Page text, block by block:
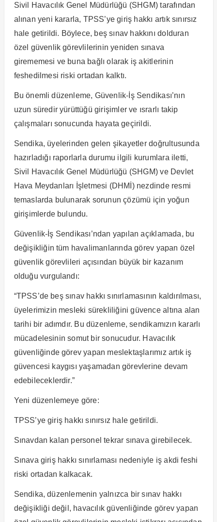
Sivil Havacılık Genel Müdürlüğü (SHGM) tarafından
alınan yeni kararla, TPSS’ye giriş hakkı artık sınırsız
hale getirildi. Böylece, beş sınav hakkını dolduran
özel güvenlik görevlilerinin yeniden sınava
girememesi ve buna bağlı olarak iş akitlerinin
feshedilmesi riski ortadan kalktı.
Bu önemli düzenleme, Güvenlik-İş Sendikası’nın
uzun süredir yürüttüğü girişimler ve ısrarlı takip
çalışmaları sonucunda hayata geçirildi.
Sendika, üyelerinden gelen şikayetler doğrultusunda
hazırladığı raporlarla durumu ilgili kurumlara iletti,
Sivil Havacılık Genel Müdürlüğü (SHGM) ve Devlet
Hava Meydanları İşletmesi (DHMİ) nezdinde resmi
temaslarda bulunarak sorunun çözümü için yoğun
girişimlerde bulundu.
Güvenlik-İş Sendikası’ndan yapılan açıklamada, bu
değişikliğin tüm havalimanlarında görev yapan özel
güvenlik görevlileri açısından büyük bir kazanım
olduğu vurgulandı:
“TPSS’de beş sınav hakkı sınırlamasının kaldırılması,
üyelerimizin mesleki sürekliliğini güvence altına alan
tarihi bir adımdır. Bu düzenleme, sendikamızın kararlı
mücadelesinin somut bir sonucudur. Havacılık
güvenliğinde görev yapan meslektaşlarımız artık iş
güvencesi kaygısı yaşamadan görevlerine devam
edebileceklerdir.”
Yeni düzenlemeye göre:
TPSS’ye giriş hakkı sınırsız hale getirildi.
Sınavdan kalan personel tekrar sınava girebilecek.
Sınava giriş hakkı sınırlaması nedeniyle iş akdi feshi
riski ortadan kalkacak.
Sendika, düzenlemenin yalnızca bir sınav hakkı
değişikliği değil, havacılık güvenliğinde görev yapan